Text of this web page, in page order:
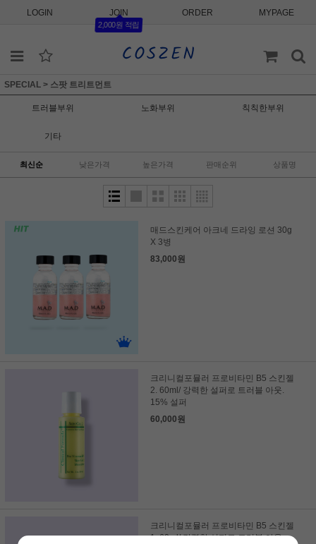
LOGIN JOIN
2,000원 적립
ORDER MYPAGE
SPECIAL > 스팟 트리트먼트
트러블부위 노화부위 칙칙한부위
기타
최신순 낮은가격 높은가격 판매순위 상품명
매드스킨케어 아크네 드라잉 로션 30g
X 3병
83,000원
크리니컬포뮬러 프로비타민 B5 스킨젤
2. 60ml/ 강력한 설퍼로 트러블 아웃.
15% 설퍼
60,000원
크리니컬포뮬러 프로비타민 B5 스킨젤
1. 60ml/ 강력한 설퍼로 트러블 아웃.